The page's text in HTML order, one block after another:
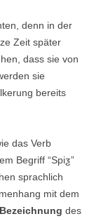
denn in der
Zeit später
dass sie von
sie
bereits
das Verb
Begriff “Spiƺ”
sprachlich
mit dem
Bezeichnung des